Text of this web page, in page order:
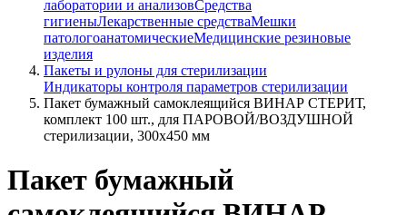
лаборатории и анализовСредства
гигиеныЛекарственные средстваМешки
патологоанатомическиеМедицинские резиновые
изделия
Пакеты и рулоны для стерилизации
Индикаторы контроля параметров стерилизации
Пакет бумажный самоклеящийся ВИНАР СТЕРИТ,
комплект 100 шт., для ПАРОВОЙ/ВОЗДУШНОЙ
стерилизации, 300х450 мм
Пакет бумажный